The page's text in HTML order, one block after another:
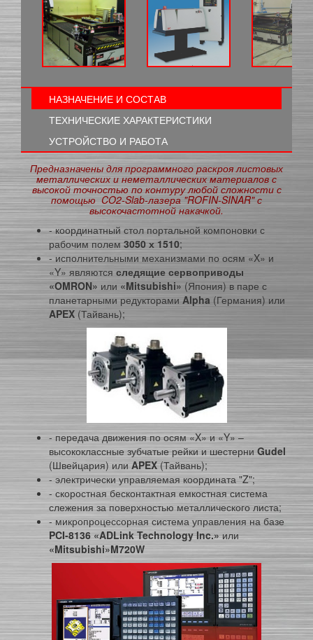
НАЗНАЧЕНИЕ И СОСТАВ
ТЕХНИЧЕСКИЕ ХАРАКТЕРИСТИКИ
УСТРОЙСТВО И РАБОТА
Предназначены для программного раскроя листовых
металлических и неметаллических материалов с
высокой точностью по контуру любой сложности с
помощью CO2-Slab-лазера "ROFIN-SINAR" с
высокочастотной накачкой.
- координатный стол портальной компоновки с
рабочим полем 3050 х 1510;
- исполнительными механизмами по осям «X» и
«Y» являются следящие сервоприводы
«OMRON» или «Mitsubishi» (Япония) в паре с
планетарными редукторамиAlpha (Германия) или
APEX (Тайвань);
- передача движения по осям «X» и «Y» –
высококлассные зубчатые рейки и шестерни Gudel
(Швейцария) или APEX(Тайвань);
- электрически управляемая координата "Z";
- скоростная бесконтактная емкостная система
слежения за поверхностью металлического листа;
- микропроцессорная система управления на базе
PCI-8136 «ADLink Technology Inc.»или
«Mitsubishi»M720W